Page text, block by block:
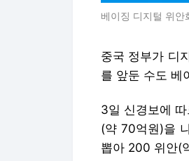
베이징 디지털 위
중국 정부가 디
를 앞둔 수도 베
3일 신경보에
(약 70억원)을
뽑아 200 위안(